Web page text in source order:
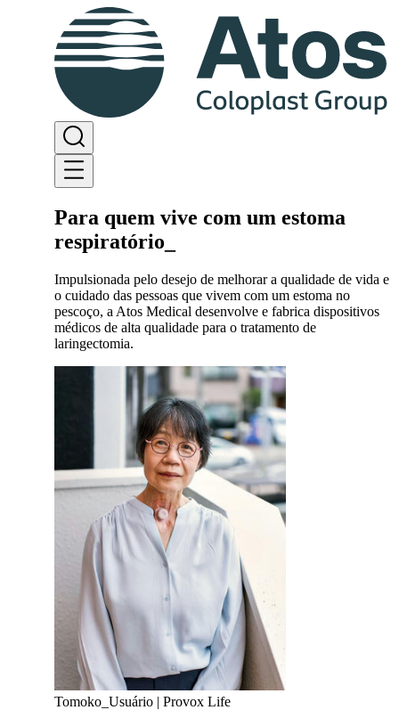
Para quem vive com um estoma
respiratório
Impulsionada pelo desejo de melhorar a qualidade de vida e
o cuidado das pessoas que vivem com um estoma no
pescoço, a Atos Medical desenvolve e fabrica dispositivos
médicos de alta qualidade para o tratamento de
laringectomia.
Tomoko_ Usuário | Provox Life